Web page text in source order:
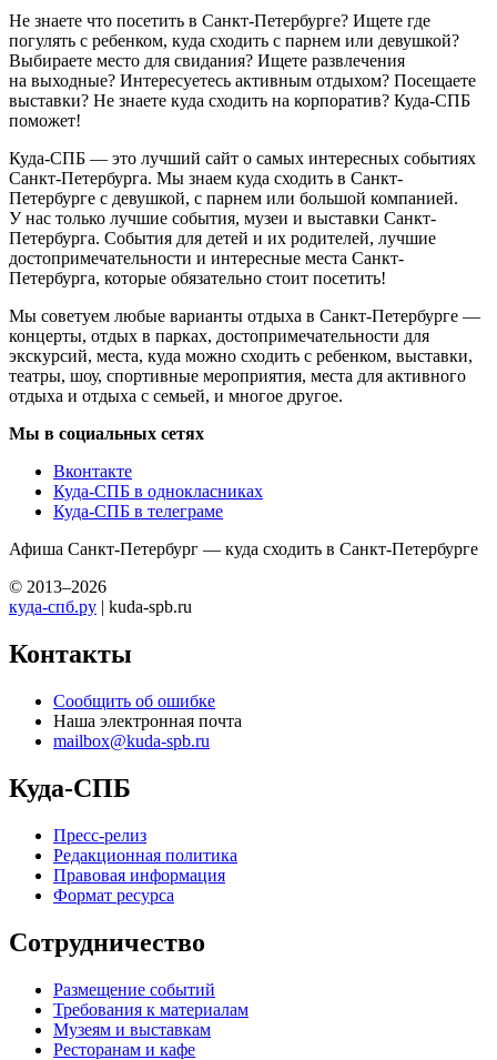
Не знаете что посетить в Санкт-Петербурге? Ищете где
погулять с ребенком, куда сходить с парнем или девушкой?
Выбираете место для свидания? Ищете развлечения
на выходные? Интересуетесь активным отдыхом? Посещаете
выставки? Не знаете куда сходить на корпоратив? Куда-СПБ
поможет!
Куда-СПБ — это лучший сайт о самых интересных событиях
Санкт-Петербурга. Мы знаем куда сходить в Санкт-
Петербурге с девушкой, с парнем или большой компанией.
У нас только лучшие события, музеи и выставки Санкт-
Петербурга. События для детей и их родителей, лучшие
достопримечательности и интересные места Санкт-
Петербурга, которые обязательно стоит посетить!
Мы советуем любые варианты отдыха в Санкт-Петербурге —
концерты, отдых в парках, достопримечательности для
экскурсий, места, куда можно сходить с ребенком, выставки,
театры, шоу, спортивные мероприятия, места для активного
отдыха и отдыха с семьей, и многое другое.
Мы в социальных сетях
Вконтакте
Куда-СПБ в однокласниках
Куда-СПБ в телеграме
Афиша Санкт-Петербург — куда сходить в Санкт-Петербурге
© 2013–2026
куда-спб.ру | kuda-spb.ru
Контакты
Сообщить об ошибке
Наша электронная почта
mailbox@kuda-spb.ru
Куда-СПБ
Пресс-релиз
Редакционная политика
Правовая информация
Формат ресурса
Сотрудничество
Размещение событий
Требования к материалам
Музеям и выставкам
Ресторанам и кафе